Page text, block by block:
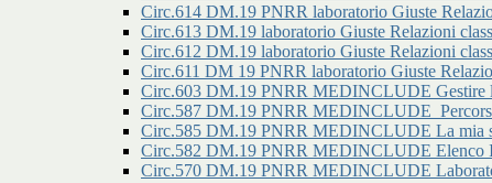
Circ.614 DM.19 PNRR laboratorio Giuste
Circ.613 DM.19 laboratorio Giuste Relazioni
Circ.612 DM.19 laboratorio Giuste Relazioni
Circ.611 DM 19 PNRR laboratorio Giuste
Circ.603 DM.19 PNRR MEDINCLUDE Gestire
Circ.587 DM.19 PNRR
Circ.585 DM.19 PNRR MEDINCLUDE La mia
Circ.582 DM.19 PNRR MEDINCLUDE Elenco
Circ.570 DM.19 PNRR MEDINCLUDE